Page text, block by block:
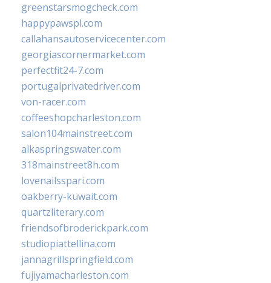
greenstarsmogcheck.com
happypawspl.com
callahansautoservicecenter.com
georgiascornermarket.com
perfectfit24-7.com
portugalprivatedriver.com
von-racer.com
coffeeshopcharleston.com
salon104mainstreet.com
alkaspringswater.com
318mainstreet8h.com
lovenailsspari.com
oakberry-kuwait.com
quartzliterary.com
friendsofbroderickpark.com
studiopiattellina.com
jannagrillspringfield.com
fujiyamacharleston.com